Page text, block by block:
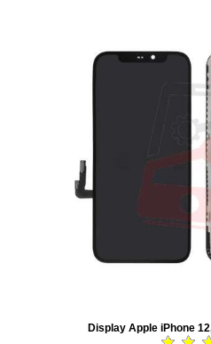
Display Apple iPhone